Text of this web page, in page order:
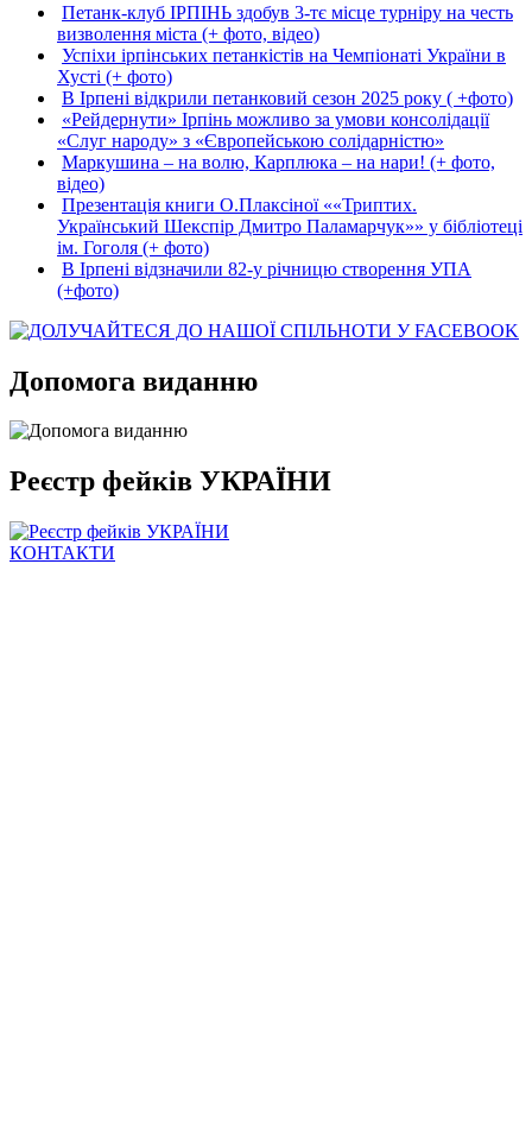
Петанк-клуб ІРПІНЬ здобув 3-тє місце турніру на честь
визволення міста (+ фото, відео)
Успіхи ірпінських петанкістів на Чемпіонаті України в
Хусті (+ фото)
В Ірпені відкрили петанковий сезон 2025 року ( +фото)
«Рейдернути» Ірпінь можливо за умови консолідації
«Слуг народу» з «Європейською солідарністю»
Маркушина – на волю, Карплюка – на нари! (+ фото,
відео)
Презентація книги О.Плаксіної ««Триптих.
Український Шекспір Дмитро Паламарчук»» у бібліотеці
ім. Гоголя (+ фото)
В Ірпені відзначили 82-у річницю створення УПА
(+фото)
Допомога виданню
Реєстр фейків УКРАЇНИ
КОНТАКТИ